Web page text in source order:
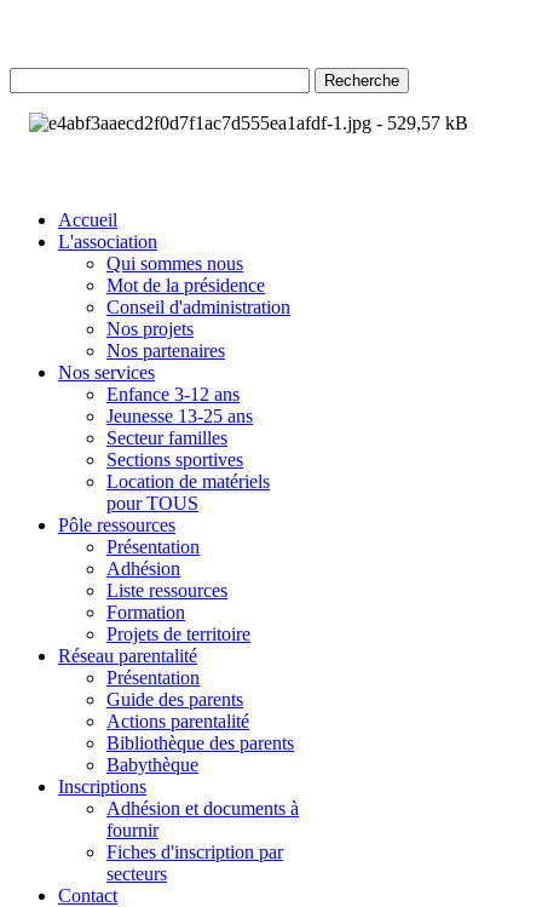
Recherche
Accueil
L'association
Qui sommes nous
Mot de la présidence
Conseil d'administration
Nos projets
Nos partenaires
Nos services
Enfance 3-12 ans
Jeunesse 13-25 ans
Secteur familles
Sections sportives
Location de matériels
pour TOUS
Pôle ressources
Présentation
Adhésion
Liste ressources
Formation
Projets de territoire
Réseau parentalité
Présentation
Guide des parents
Actions parentalité
Bibliothèque des parents
Babythèque
Inscriptions
Adhésion et documents à
fournir
Fiches d'inscription par
secteurs
Contact